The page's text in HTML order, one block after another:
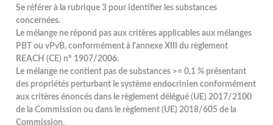
Se référer à la rubrique 3 pour identifier les substances
concernées.
Le mélange ne répond pas aux critères applicables aux mélanges
PBT ou vPvB, conformément à l'annexe XIII du règlement
REACH (CE) n° 1907/2006.
Le mélange ne contient pas de substances >= 0,1 % présentant
des propriétés perturbant le système endocrinien conformément
aux critères énoncés dans le règlement délégué (UE) 2017/2100
de la Commission ou dans le règlement (UE) 2018/605 de la
Commission.